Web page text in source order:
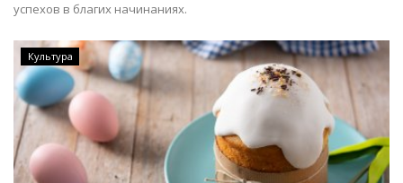
успехов в благих начинаниях.
Культура